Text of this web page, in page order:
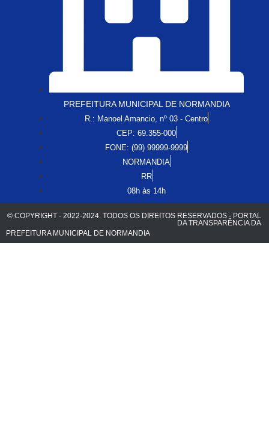
PREFEITURA MUNICIPAL DE NORMANDIA
R.: Manoel Amancio, nº 03 - Centro
CEP: 69.355-000
FONE: (99) 99999-9999
NORMANDIA
RR
08h às 14h
© COPYRIGHT - 2022-2024. TODOS OS DIREITOS RESERVADOS - PORTAL
DA TRANSPARÊNCIA DA
PREFEITURA MUNICIPAL DE NORMANDIA